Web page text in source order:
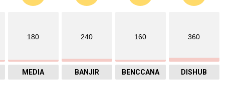
180
MEDIA
240
BANJIR
160
BENCCANA
360
DISHUB